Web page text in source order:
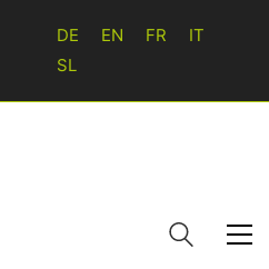
DE EN FR
IT
SL